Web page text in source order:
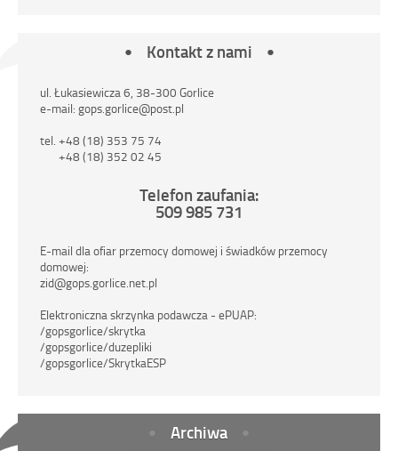
Kontakt z nami
ul. Łukasiewicza 6, 38-300 Gorlice
e-mail: gops.gorlice@post.pl
tel. +48 (18) 353 75 74
+48 (18) 352 02 45
Telefon zaufania:
509 985 731
E-mail dla ofiar przemocy domowej i świadków przemocy
domowej:
zid@gops.gorlice.net.pl
Elektroniczna skrzynka podawcza - ePUAP:
/gopsgorlice/skrytka
/gopsgorlice/duzepliki
/gopsgorlice/SkrytkaESP
Archiwa